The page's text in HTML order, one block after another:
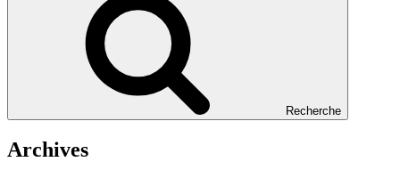
Recherche
Archives